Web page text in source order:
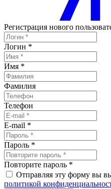
Регистрация нового
Логин *
Имя *
Фамилия
Телефон
E-mail *
Пароль *
Повторите пароль *
Отправляя эту форму вы
политикой